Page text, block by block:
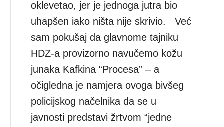
oklevetao, jer je jednoga jutra bio
uhapšen iako ništa nije skrivio. Već
sam pokušaj da glavnome tajniku
HDZ-a provizorno navučemo kožu
junaka Kafkina “Procesa” – a
očigledna je namjera ovoga bivšeg
policijskog načelnika da se u
javnosti predstavi žrtvom “jedne